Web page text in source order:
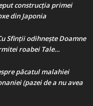
construcţia primei
din Japonia
Sfinții odihnește Doamne
roabei Tale…
păcatul malahiei
(pazei de a nu avea